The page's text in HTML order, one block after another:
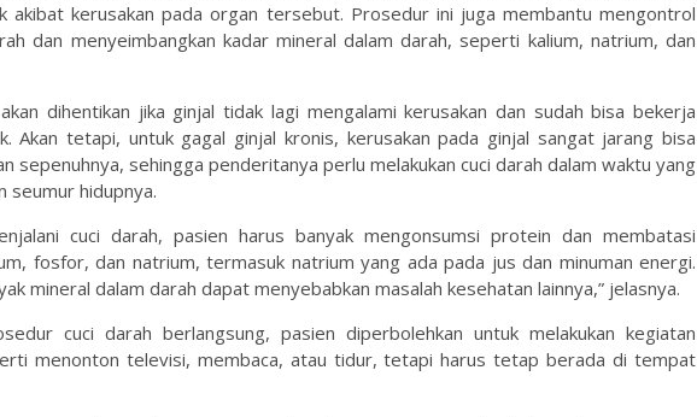
akibat kerusakan pada organ tersebut. Prosedur ini juga membantu mengontrol
dan menyeimbangkan kadar mineral dalam darah, seperti kalium, natrium, dan
dihentikan jika ginjal tidak lagi mengalami kerusakan dan sudah bisa bekerja
Akan tetapi, untuk gagal ginjal kronis, kerusakan pada ginjal sangat jarang bisa
sepenuhnya, sehingga penderitanya perlu melakukan cuci darah dalam waktu yang
seumur hidupnya.
cuci darah, pasien harus banyak mengonsumsi protein dan membatasi
fosfor, dan natrium, termasuk natrium yang ada pada jus dan minuman energi.
mineral dalam darah dapat menyebabkan masalah kesehatan lainnya,” jelasnya.
cuci darah berlangsung, pasien diperbolehkan untuk melakukan kegiatan
menonton televisi, membaca, atau tidur, tetapi harus tetap berada di tempat